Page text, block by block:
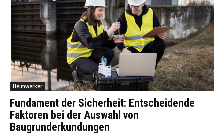
Heimwerker
Fundament der Sicherheit: Entscheidende
Faktoren bei der Auswahl von
Baugrunderkundungen